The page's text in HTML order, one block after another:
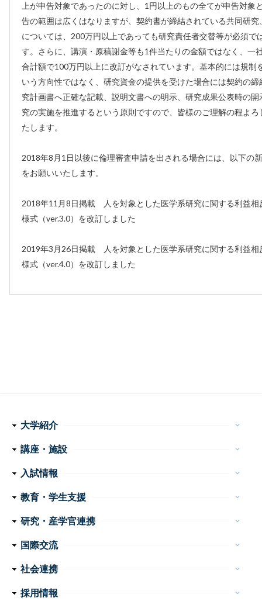
上が申告対象であったのに対し、1円以上のもの全てが申告対象
告の範囲は広くはなりますが、契約書が締結されている共同研究
については、200万円以上であっても研究責任者交替等が必須で
す。さらに、講演・原稿謝金等も1件当たりの金額ではなく、一
合計額で100万円以上に改訂がなされています。基本的には規制
いう方向性ではなく、研究資金の提供を受けた場合には契約の締
究計画書へ正確な記載、説明文書への明示、研究成果公表時の開
究の実施を推進するという原則ですので、皆様のご理解の程よろ
たします。
2018年8月1日以後に倫理審査申請を出される場合には、以下の
をお願いいたします。
2018年11月8日掲載 人を対象とした医学系研究に関する利益相
様式（ver.3.0）を改訂しました
2019年3月26日掲載 人を対象とした医学系研究に関する利益相
様式（ver.4.0）を改訂しました
フ
タ
ー
ナ
ビ
ゲ
大学紹介 keyboard_arrow_down
理念・使命
学長メッセージ
特色ある取り組み
運営組織
情報公開
講座・施設 keyboard_arrow_down
医学科
看護学科
附属病院
センター・施設等
入試情報 keyboard_arrow_down
医学部 医学科・看護学科
大学院医学系研究科
大学案内
イベント
お問い合わせ
教育・学生支援 keyboard_arrow_down
教育
学生生活
特色ある教育プログラム
諸手続・諸証明
学生相談
研究・産学官連携 keyboard_arrow_down
産学官連携
重点プロジェクト・研究成果
研究支援
研究公正
国際交流 keyboard_arrow_down
外国人留学生の手引き
国際交流会館
社会連携 keyboard_arrow_down
公開講座
高大連携
地域医療教育研究拠点
震災支援
採用情報 keyboard_arrow_down